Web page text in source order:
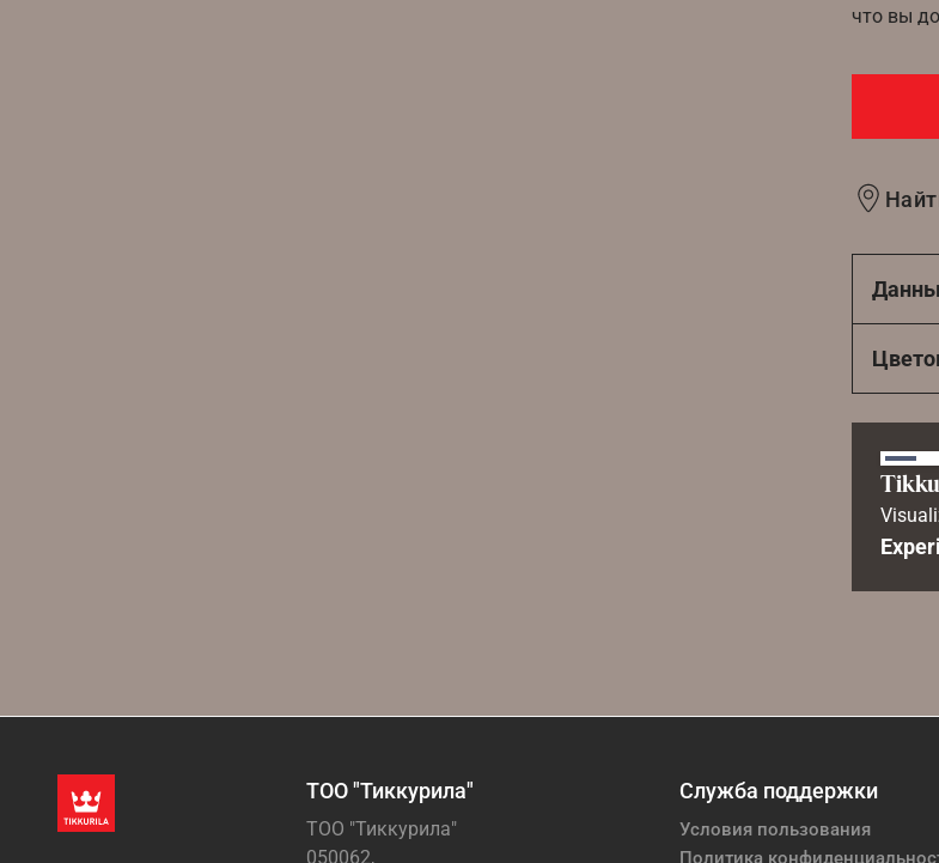
что вы
ТОО "Тиккурила"
ТОО "Тиккурила"
050062,
Служба поддержки
Условия пользования
Политика